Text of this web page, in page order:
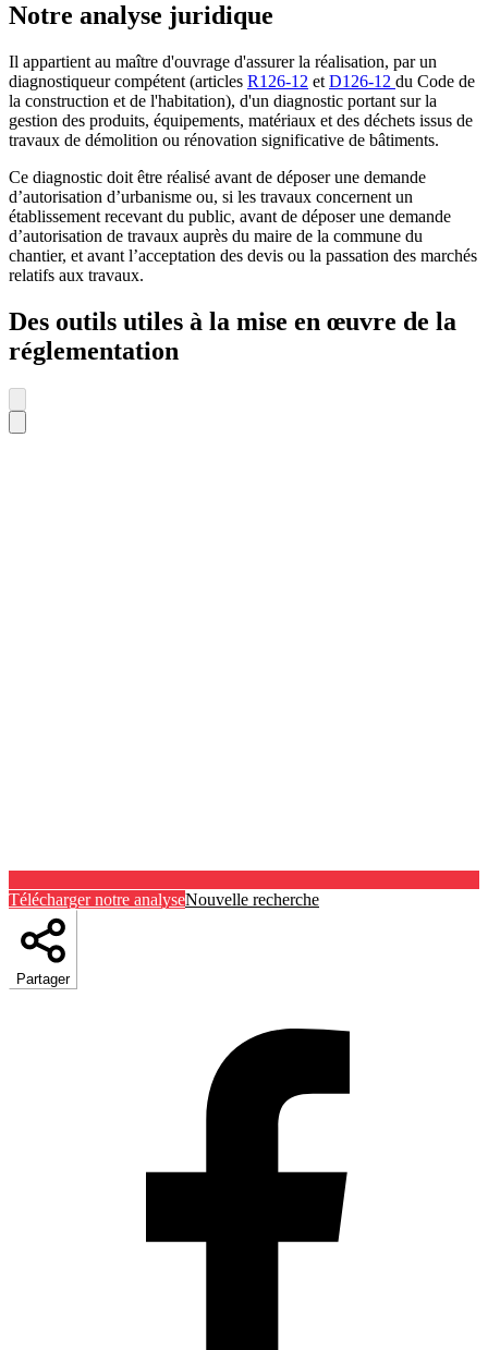
Notre analyse juridique
Il appartient au maître d'ouvrage d'assurer la réalisation, par un
diagnostiqueur compétent (articles R126-12 et D126-12 du Code de
la construction et de l'habitation), d'un diagnostic portant sur la
gestion des produits, équipements, matériaux et des déchets issus de
travaux de démolition ou rénovation significative de bâtiments.
Ce diagnostic doit être réalisé avant de déposer une demande
d’autorisation d’urbanisme ou, si les travaux concernent un
établissement recevant du public, avant de déposer une demande
d’autorisation de travaux auprès du maire de la commune du
chantier, et avant l’acceptation des devis ou la passation des marchés
relatifs aux travaux.
Des outils utiles à la mise en œuvre de la
réglementation
Télécharger notre analyseNouvelle recherche
Partager